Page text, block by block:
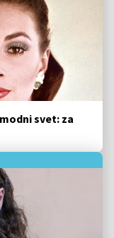
svet: za